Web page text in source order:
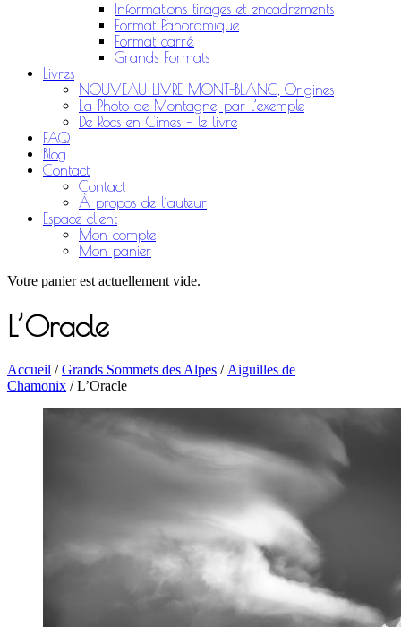
Informations tirages et encadrements
Format Panoramique
Format carré
Grands Formats
Livres
NOUVEAU LIVRE MONT-BLANC, Origines
La Photo de Montagne, par l’exemple
De Rocs en Cimes – le livre
FAQ
Blog
Contact
Contact
À propos de l’auteur
Espace client
Mon compte
Mon panier
Votre panier est actuellement vide.
L’Oracle
Accueil /Grands Sommets des Alpes / Aiguilles de
Chamonix / L’Oracle